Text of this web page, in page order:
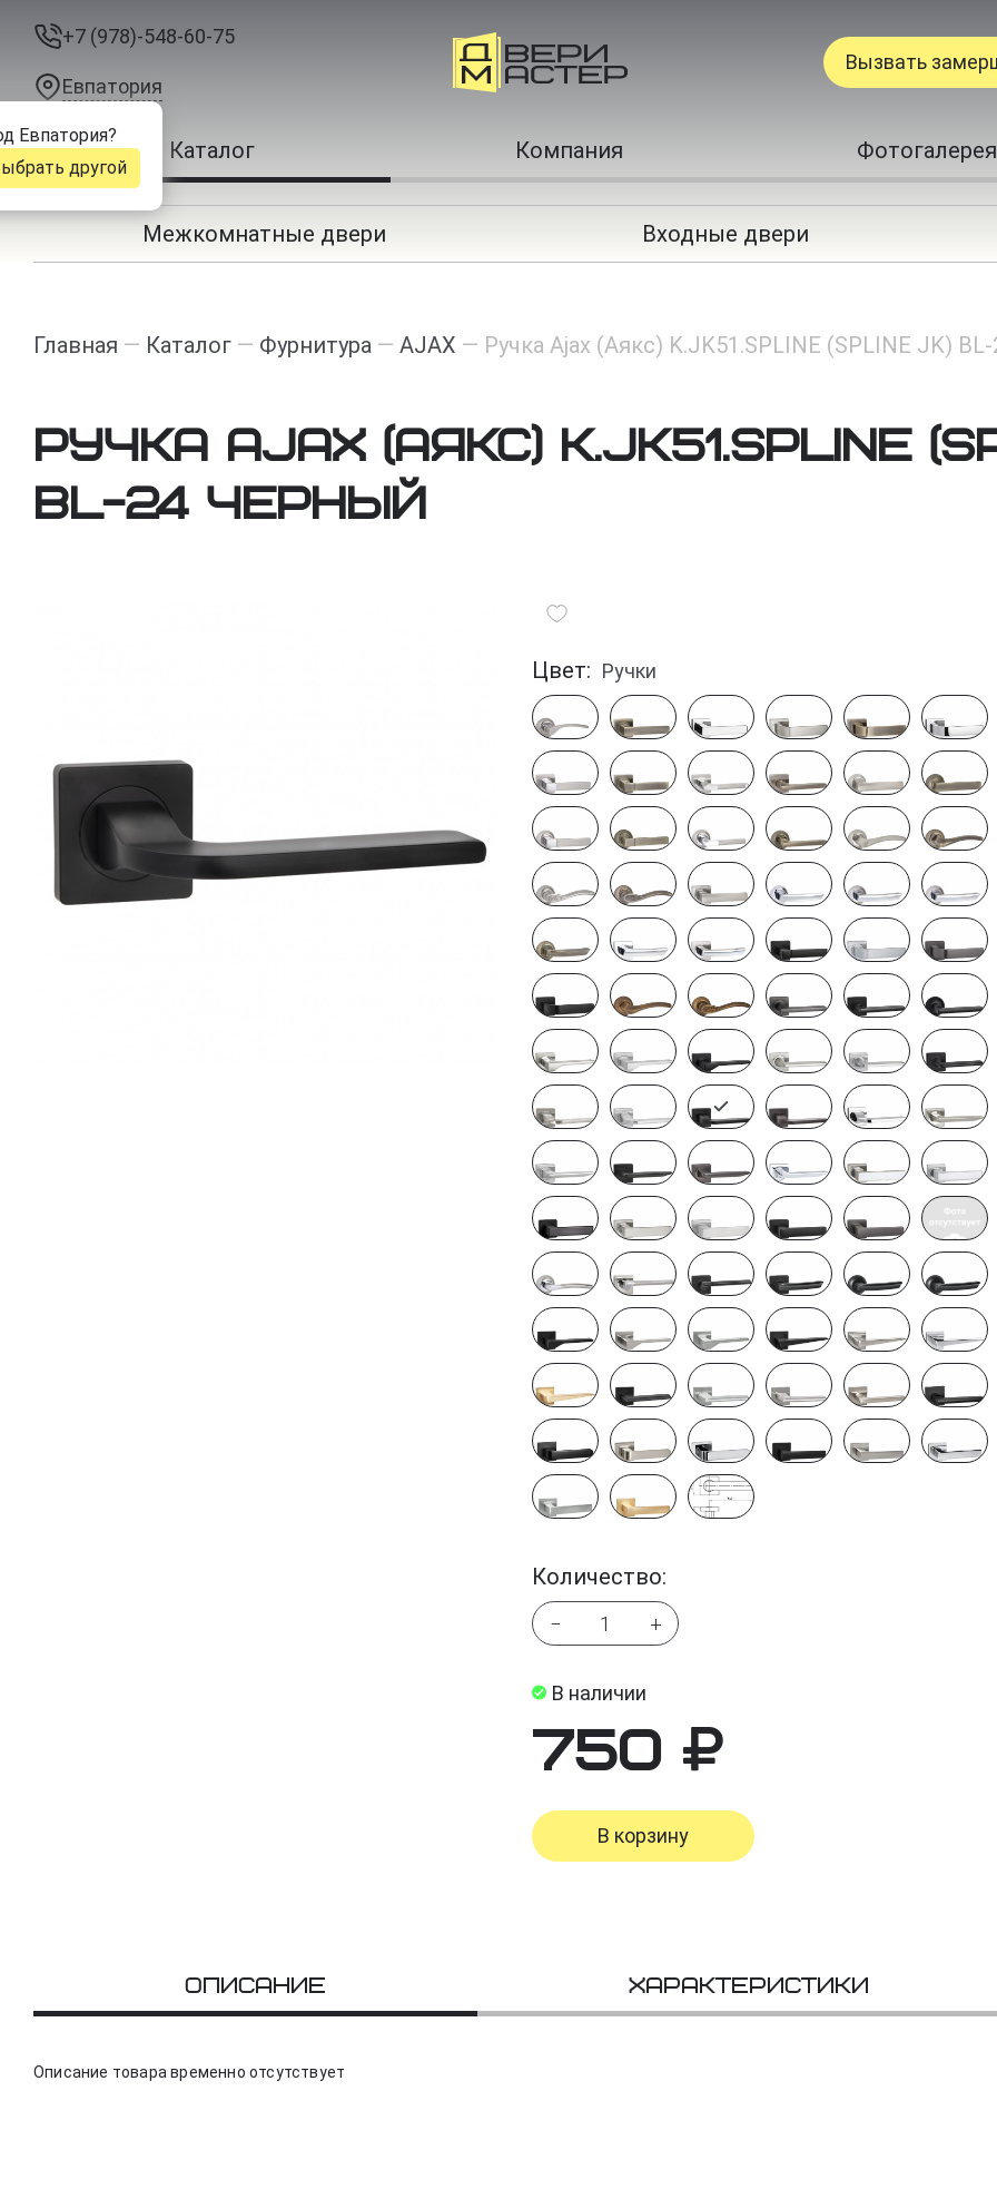
+7 (978)-548-60-75
Евпатория
Евпатория?
другой
Вызвать
Каталог Компания Фотогалерея
Межкомнатные двери Входные двери
Главная — Каталог — Фурнитура — AJAX — Ручка Ajax (Аякс) K.JK51.SPLINE (SPLINE JK)
Ручка Ajax (Аякс) K.JK51.SPLINE
BL-24 черный
Цвет: Ручки
Количество:
− +
В наличии
750
В корзину
Описание Характеристики
Описание товара временно отсутствует